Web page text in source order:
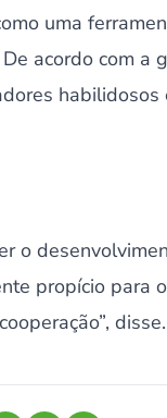
uma
acordo com a
o
propício para
disse.